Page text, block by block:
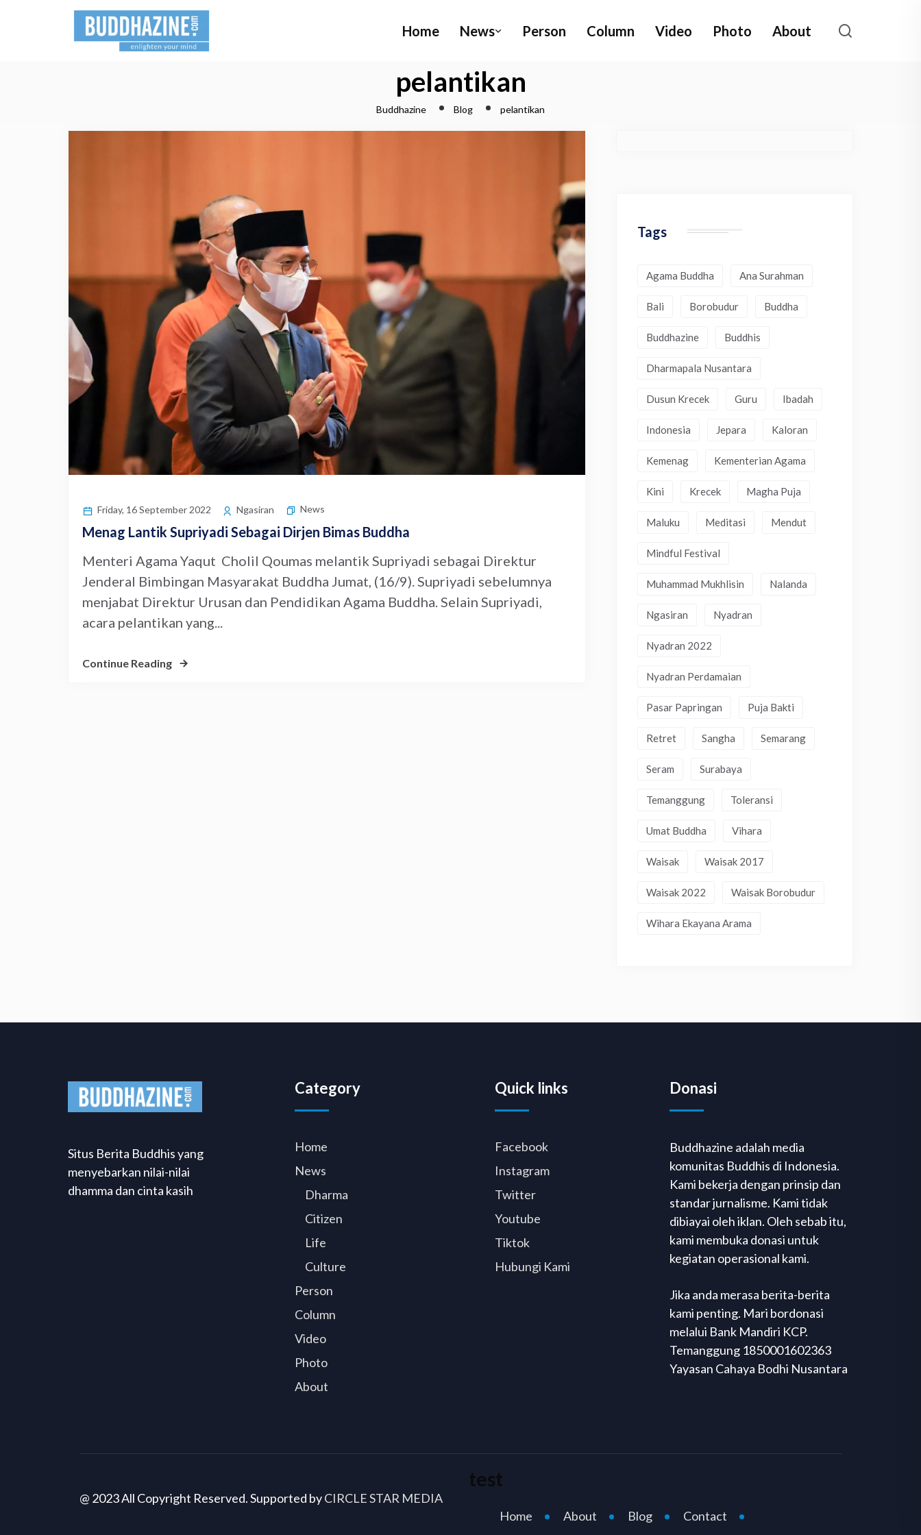
Home News Person Column Video Photo About
pelantikan
Buddhazine Blog pelantikan
Friday, 16 September 2022 Ngasiran News
Menag Lantik Supriyadi Sebagai Dirjen Bimas Buddha
Menteri Agama Yaqut Cholil Qoumas melantik Supriyadi sebagai Direktur
Jenderal Bimbingan Masyarakat Buddha Jumat, (16/9). Supriyadi sebelumnya
menjabat Direktur Urusan dan Pendidikan Agama Buddha. Selain Supriyadi,
acara pelantikan yang...
Continue Reading
Tags
Agama Buddha Ana Surahman
Bali Borobudur Buddha
Buddhazine Buddhis
Dharmapala Nusantara
Dusun Krecek Guru Ibadah
Indonesia Jepara Kaloran
Kemenag Kementerian Agama
Kini Krecek Magha Puja
Maluku Meditasi Mendut
Mindful Festival
Muhammad Mukhlisin Nalanda
Ngasiran Nyadran
Nyadran 2022
Nyadran Perdamaian
Pasar Papringan Puja Bakti
Retret Sangha Semarang
Seram Surabaya
Temanggung Toleransi
Umat Buddha Vihara
Waisak Waisak 2017
Waisak 2022 Waisak Borobudur
Wihara Ekayana Arama
Situs Berita Buddhis yang
menyebarkan nilai-nilai
dhamma dan cinta kasih
Category
Home
News
Dharma
Citizen
Life
Culture
Person
Column
Video
Photo
About
Quick links
Facebook
Instagram
Twitter
Youtube
Tiktok
Hubungi Kami
Donasi
Buddhazine adalah media
komunitas Buddhis di Indonesia.
Kami bekerja dengan prinsip dan
standar jurnalisme. Kami tidak
dibiayai oleh iklan. Oleh sebab itu,
kami membuka donasi untuk
kegiatan operasional kami.
Jika anda merasa berita-berita
kami penting. Mari bordonasi
melalui Bank Mandiri KCP.
Temanggung 1850001602363
Yayasan Cahaya Bodhi Nusantara
@ 2023 All Copyright Reserved. Supported byCIRCLE STAR MEDIA
test
Home About Blog Contact